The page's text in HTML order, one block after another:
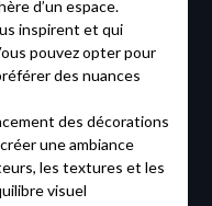
d’un espace.
inspirent et qui
pouvez opter pour
des nuances
des décorations
une ambiance
les textures et les
visuel